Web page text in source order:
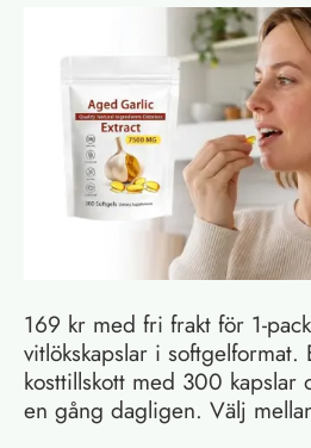
169 kr med fri frakt för 1-
vitlökskapslar i softgelformat.
kosttillskott med 300 kapslar
en gång dagligen. Välj